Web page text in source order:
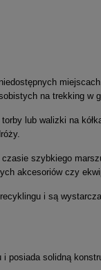
miejscach.
na trekking w
lub walizki na
szybkiego
akcesoriów czy
i są
posiada solidną